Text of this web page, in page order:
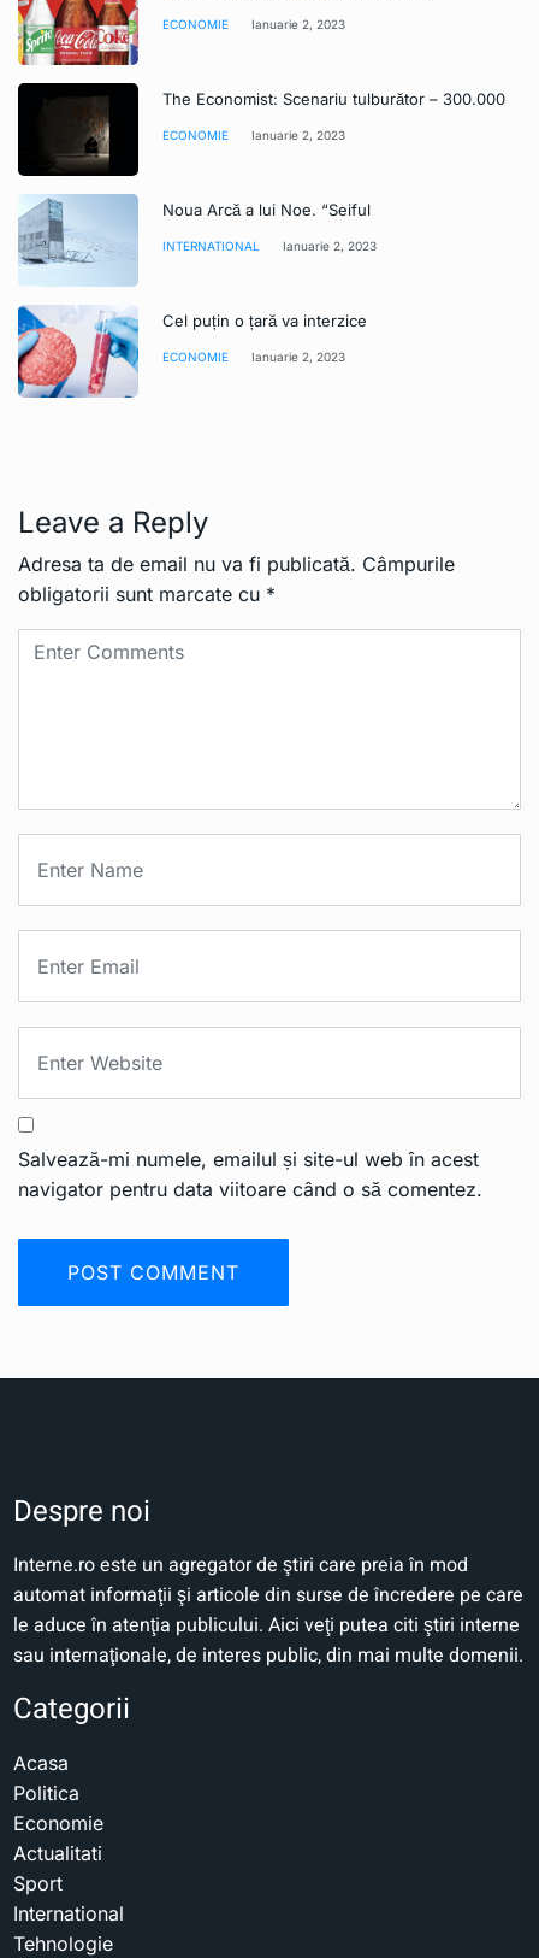
ECONOMIE Ianuarie 2, 2023
The Economist: Scenariu tulburător – 300.000
ECONOMIE Ianuarie 2, 2023
Noua Arcă a lui Noe. “Seiful
INTERNATIONAL Ianuarie 2, 2023
Cel puțin o țară va interzice
ECONOMIE Ianuarie 2, 2023
Leave a Reply
Adresa ta de email nu va fi publicată. Câmpurile
obligatorii sunt marcate cu *
Salvează-mi numele, emailul și site-ul web în acest
navigator pentru data viitoare când o să comentez.
Despre noi
Interne.ro este un agregator de ştiri care preia în mod
automat informaţii şi articole din surse de încredere pe care
le aduce în atenţia publicului. Aici veţi putea citi ştiri interne
sau internaţionale, de interes public, din mai multe domenii.
Categorii
Acasa
Politica
Economie
Actualitati
Sport
International
Tehnologie